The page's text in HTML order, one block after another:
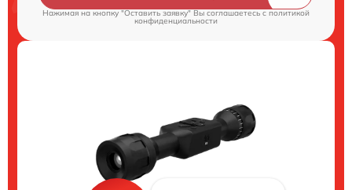
Нажимая на кнопку "Оставить заявку" Вы соглашаетесь cполитикой
конфиденциальности